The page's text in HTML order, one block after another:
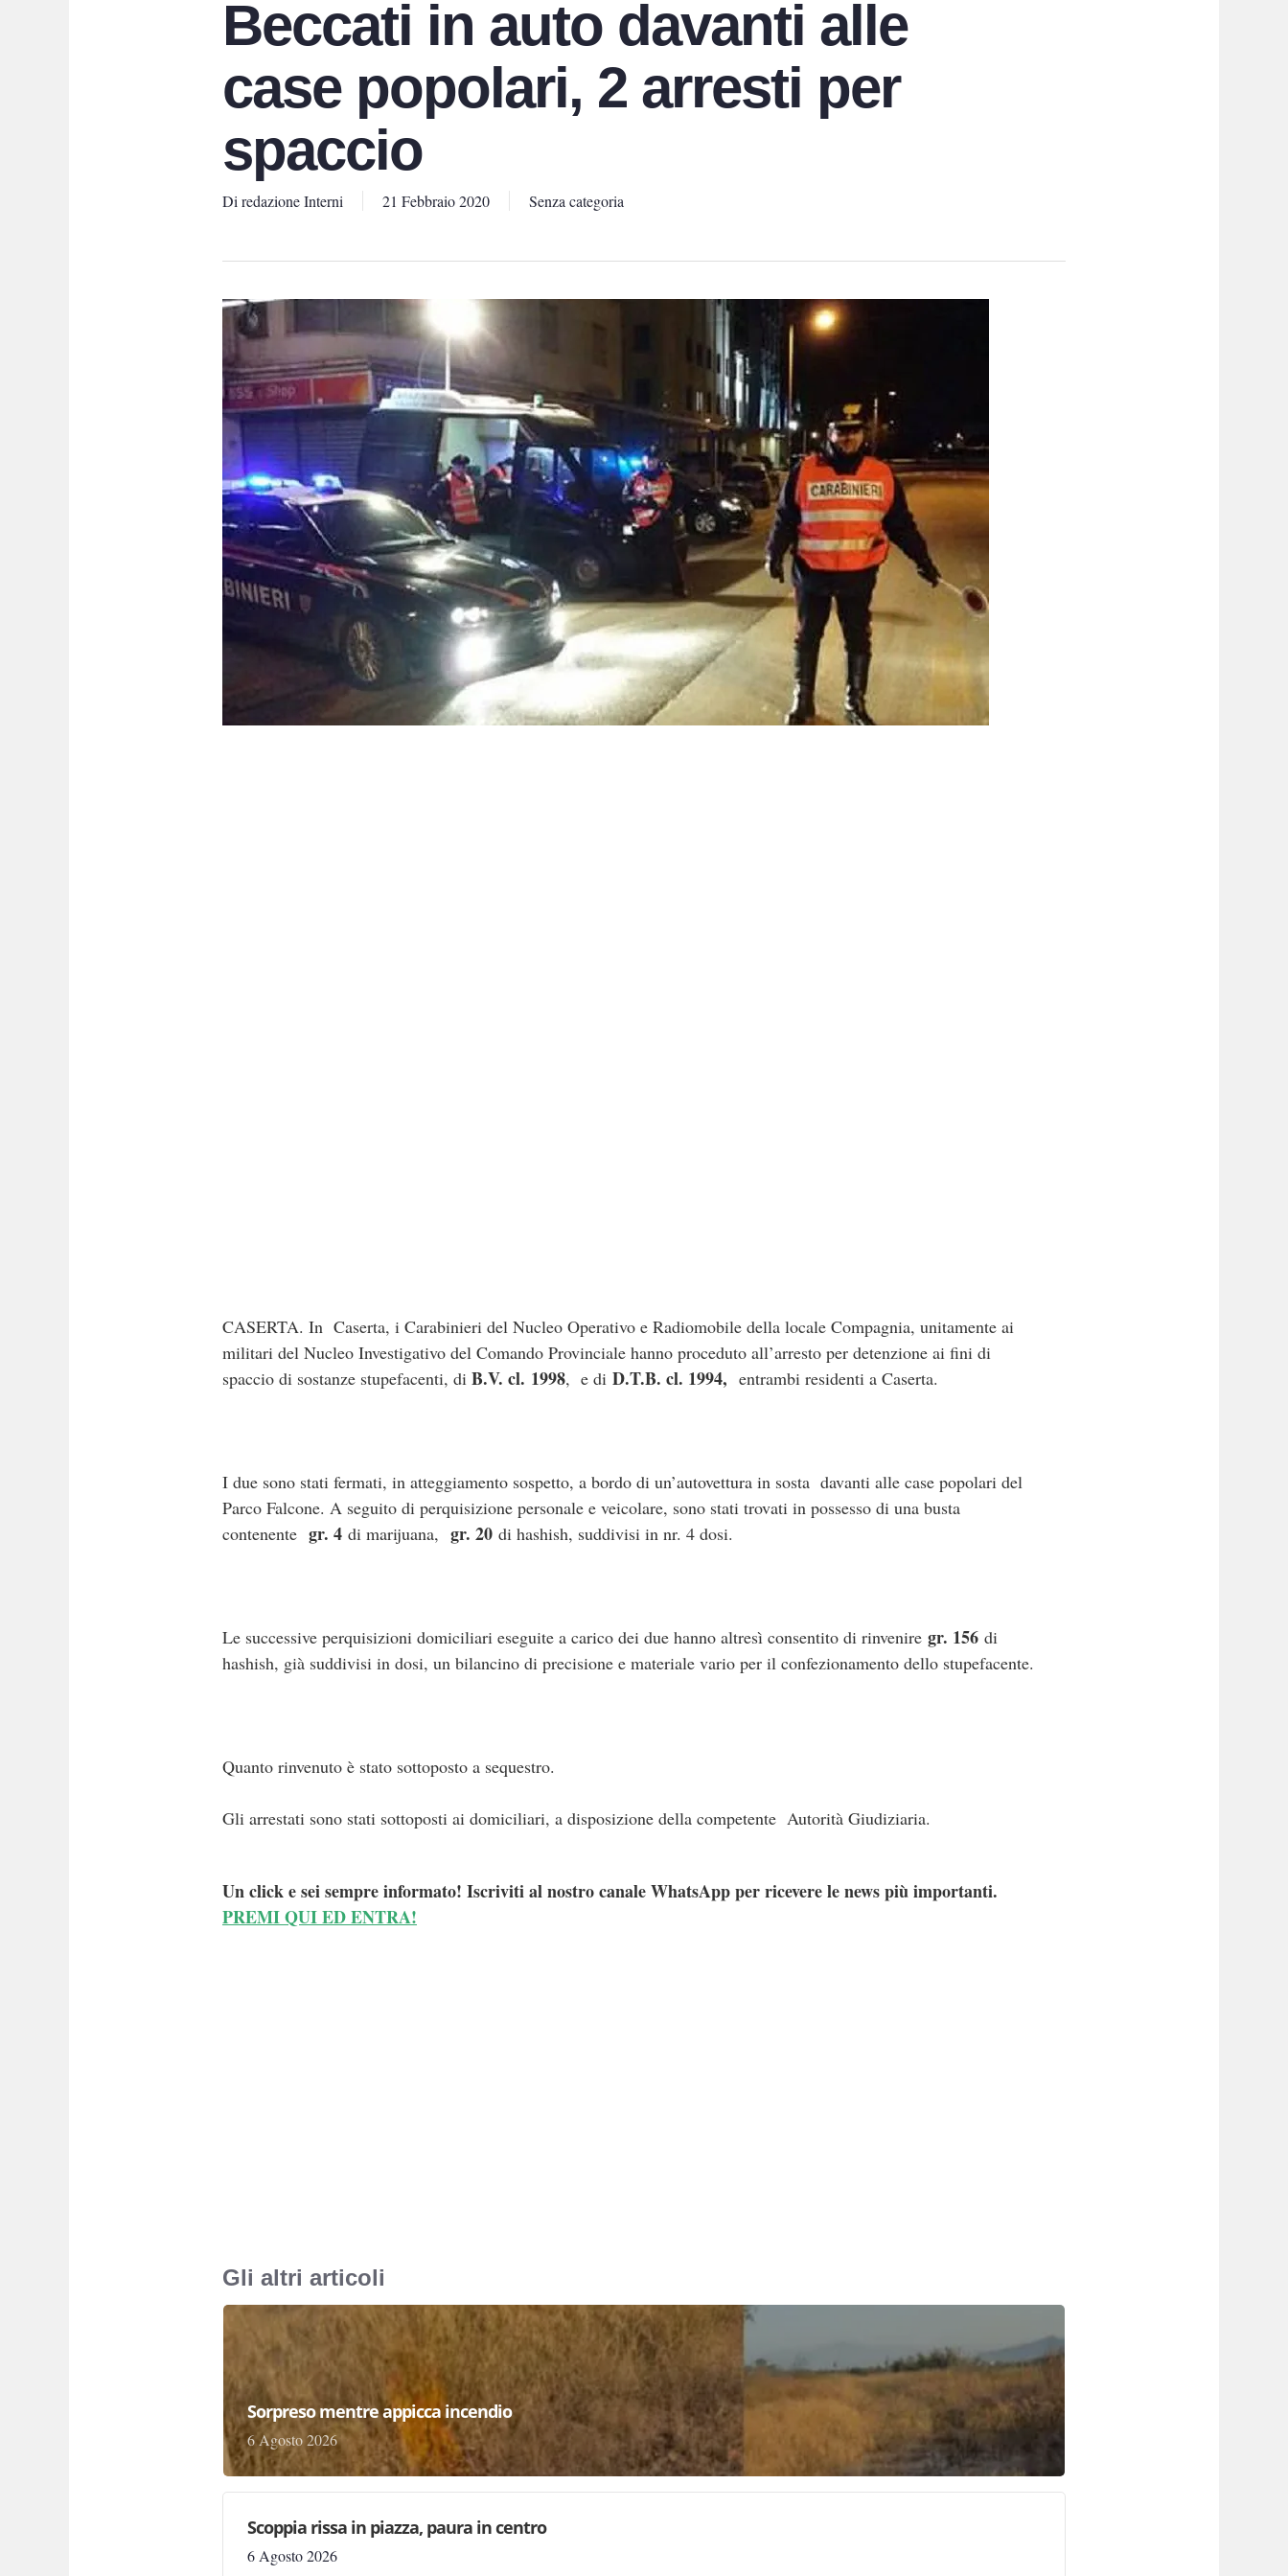
Beccati in auto davanti alle
case popolari, 2 arresti per
spaccio
Di redazione Interni 21 Febbraio 2020 Senza categoria
CASERTA. In Caserta, i Carabinieri del Nucleo Operativo e Radiomobile della locale Compagnia, unitamente ai
militari del Nucleo Investigativo del Comando Provinciale hanno proceduto all’arresto per detenzione ai fini di
spaccio di sostanze stupefacenti, di B.V. cl. 1998, e di D.T.B. cl. 1994, entrambi residenti a Caserta.
I due sono stati fermati, in atteggiamento sospetto, a bordo di un’autovettura in sosta davanti alle case popolari del
Parco Falcone. A seguito di perquisizione personale e veicolare, sono stati trovati in possesso di una busta
contenente gr. 4 di marijuana, gr. 20 di hashish, suddivisi in nr. 4 dosi.
Le successive perquisizioni domiciliari eseguite a carico dei due hanno altresì consentito di rinvenire gr. 156 di
hashish, già suddivisi in dosi, un bilancino di precisione e materiale vario per il confezionamento dello stupefacente.
Quanto rinvenuto è stato sottoposto a sequestro.
Gli arrestati sono stati sottoposti ai domiciliari, a disposizione della competente Autorità Giudiziaria.
Un click e sei sempre informato! Iscriviti al nostro canale WhatsApp per ricevere le news più importanti.
PREMI QUI ED ENTRA!
Gli altri articoli
Sorpreso mentre appicca incendio
6 Agosto 2026
Scoppia rissa in piazza, paura in centro
6 Agosto 2026